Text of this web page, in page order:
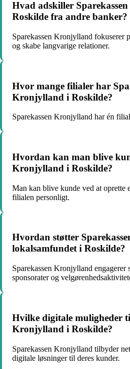
Hvad adskiller
Roskilde fra andre banker?
Sparekassen Kronjylland fokuserer
og skabe langvarige relationer.
Hvor mange filialer har
Kronjylland i Roskilde?
Sparekassen Kronjylland har én
Hvordan kan man blive
Kronjylland i Roskilde?
Man kan blive kunde ved at oprette
filialen personligt.
Hvordan støtter
lokalsamfundet i Roskilde?
Sparekassen Kronjylland engagerer
sponsorater og
Hvilke digitale muligheder
Kronjylland i Roskilde?
Sparekassen Kronjylland tilbyder
digitale løsninger til deres kunder.